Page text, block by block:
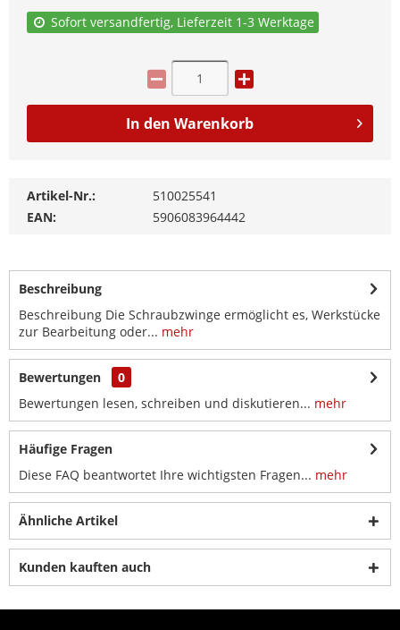
Sofort versandfertig, Lieferzeit 1-3 Werktage
In den Warenkorb
Artikel-Nr.:
510025541
EAN:
5906083964442
Beschreibung
Beschreibung Die Schraubzwinge ermöglicht es, Werkstücke
zur Bearbeitung oder... mehr
Bewertungen
0
Bewertungen lesen, schreiben und diskutieren... mehr
Häufige Fragen
Diese FAQ beantwortet Ihre wichtigsten Fragen... mehr
Ähnliche Artikel
Kunden kauften auch